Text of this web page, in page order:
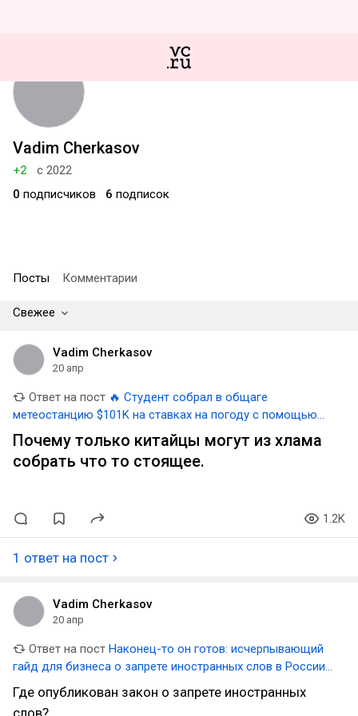
Vadim Cherkasov
+2
с 2022
0 подписчиков 6 подписок
Посты Комментарии
Свежее
Vadim Cherkasov
20 апр
Ответ на пост 🔥 Студент собрал в общаге
метеостанцию $101K на ставках на погоду с помощью
Claude и трёх Mac Mini
Почему только китайцы могут из хлама
собрать что то стоящее.
1.2K
1 ответ на пост
Vadim Cherkasov
20 апр
Ответ на пост Наконец-то он готов: исчерпывающий
гайд для бизнеса о запрете иностранных слов в России
— всё самое важное в одном посте
Где опубликован закон о запрете иностранных
слов?